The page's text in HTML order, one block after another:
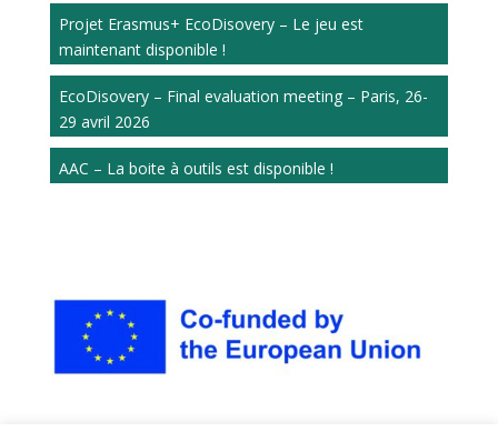
Projet Erasmus+ EcoDisovery – Le jeu est
maintenant disponible !
EcoDisovery – Final evaluation meeting – Paris, 26-
29 avril 2026
AAC – La boite à outils est disponible !